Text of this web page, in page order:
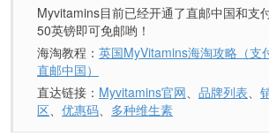
Myvitamins目前已经开通了直邮中国和支
50英镑即可免邮哟！
海淘教程： 英国MyVitamins海淘攻略（支
直邮中国）
直达链接： Myvitamins官网 品牌列表
区
优惠码 多种维生素